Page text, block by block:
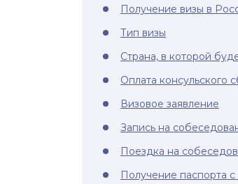
Получение визы в
Тип визы
Страна, в которой
Оплата консульского
Визовое заявление
Запись на
Поездка на
Получение паспорта с